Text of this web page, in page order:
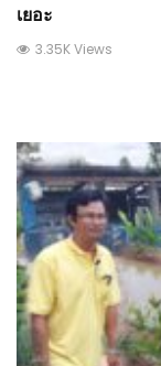
เยอะ
3.35K Views